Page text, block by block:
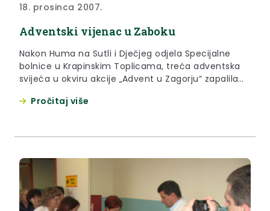
18. prosinca 2007.
Adventski vijenac u Zaboku
Nakon Huma na Sutli i Dječjeg odjela Specijalne
bolnice u Krapinskim Toplicama, treća adventska
svijeća u okviru akcije „Advent u Zagorju“ zapalila
Svijeću su zapalili četverogodišnjaci iz skupine
Pročitaj više